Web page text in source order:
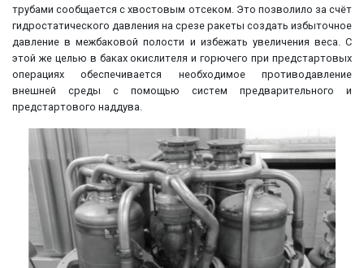
трубами сообщается с хвостовым отсеком. Это позволило за счёт
гидростатического давления на срезе ракеты создать избыточное
давление в межбаковой полости и избежать увеличения веса. С
этой же целью в баках окислителя и горючего при предстартовых
операциях обеспечивается необходимое противодавление
внешней среды с помощью систем предварительного и
предстартового наддува.